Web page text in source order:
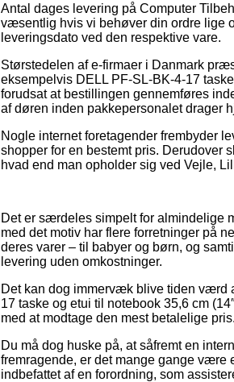
Antal dages levering på Computer
væsentlig hvis vi behøver din ordre lige
leveringsdato ved den respektive vare.
Størstedelen af e-firmaer i Danmark
eksempelvis DELL PF-SL-BK-4-17
forudsat at bestillingen gennemføres
af døren inden pakkepersonalet drager
Nogle internet foretagender frembyder
shopper for en bestemt pris. Derudover
hvad end man opholder sig ved Vejle,
Det er særdeles simpelt for almindelige
med det motiv har flere forretninger på
deres varer – til babyer og børn, og
levering uden omkostninger.
Det kan dog immervæk blive tiden værd
17 taske og etui til notebook 35,6 cm
med at modtage den mest betalelige pris.
Du må dog huske på, at såfremt en
fremragende, er det mange gange være
indbefattet af en forordning, som